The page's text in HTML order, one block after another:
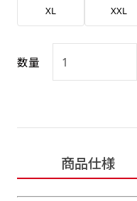
XL XXL
数量
商品仕様
魔になりにくいの
ールが必要です。
台座タイプ・吸盤
います。レジカウ
魔になりにくいの
ールが必要です。
台座タイプ・吸盤
います。レジカウ